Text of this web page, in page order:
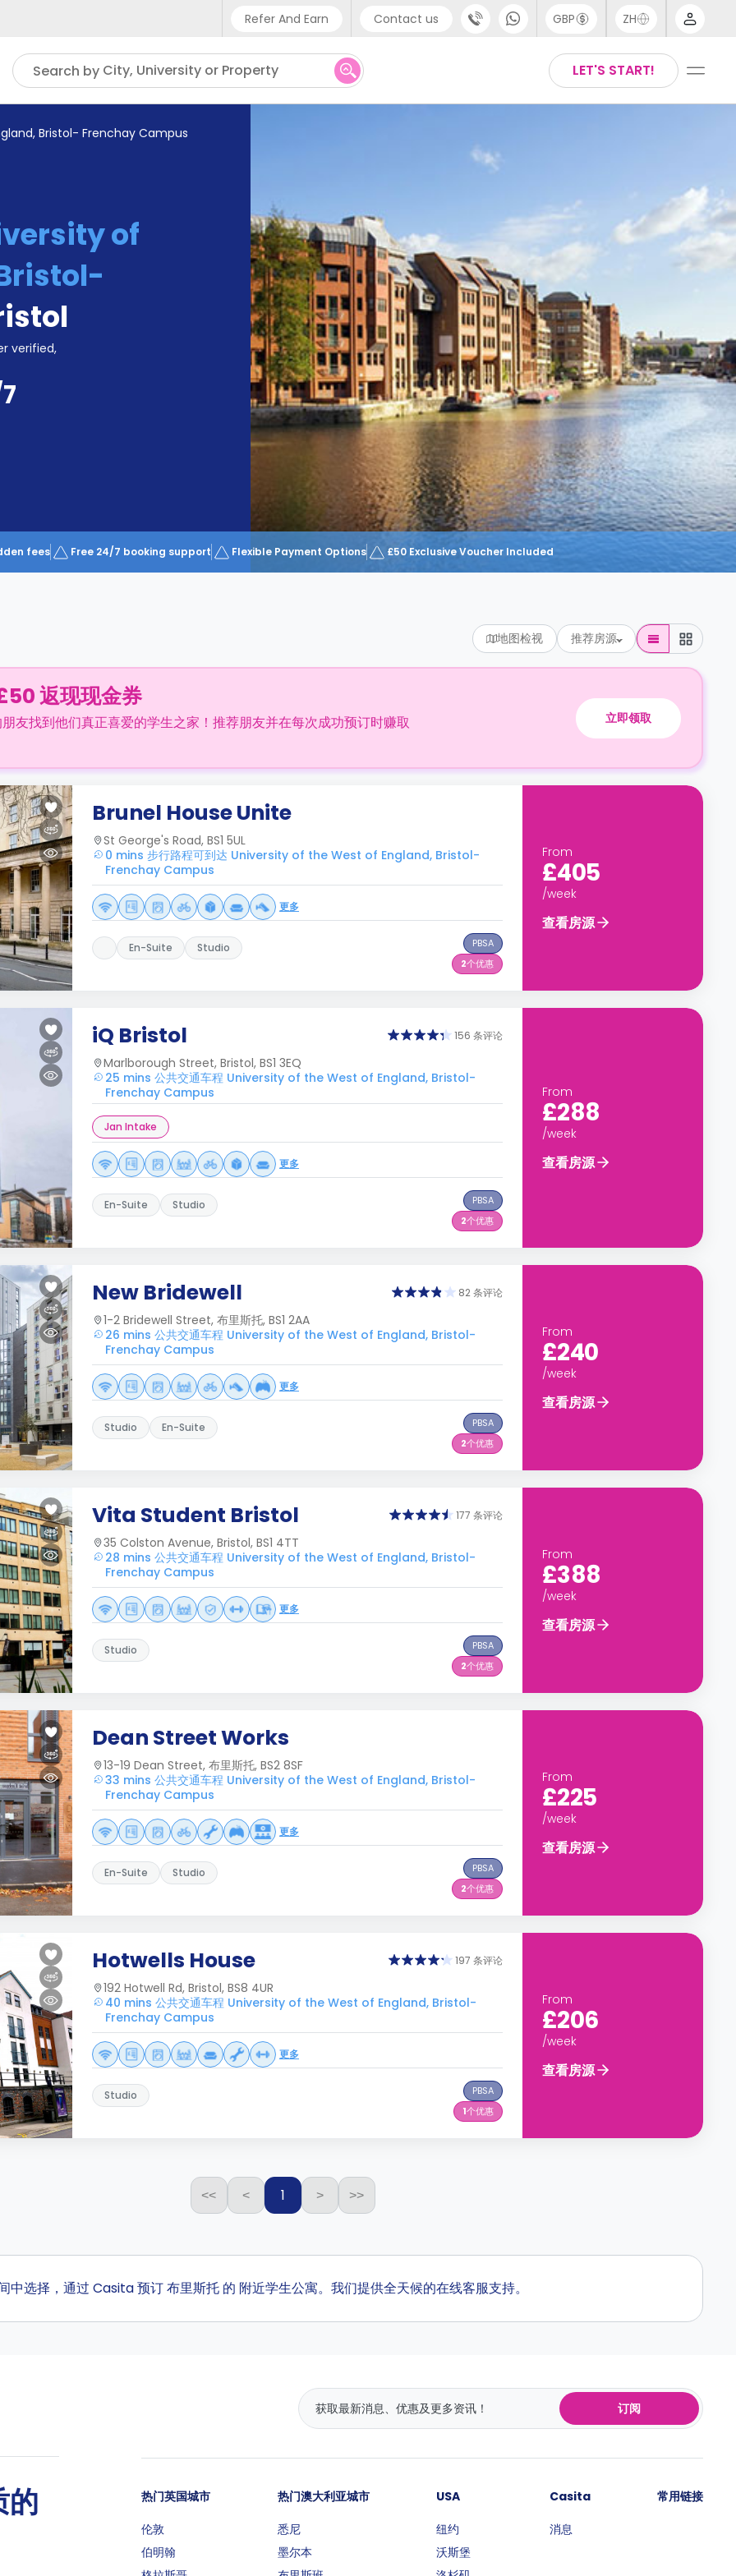
Refer And Earn Contact us
Phone support
UK - +44 (0) 20 3871 8666
GBP ZH
LET'S START!
Search by City, University or Property
Bristol- Frenchay Campus
of
verified,
fees Free 24/7 booking support Flexible Payment Options £50 Exclusive Voucher Included
地图检视 推荐房源
返现现金券
友找到他们真正喜爱的学生之家！推荐朋友并在每次成功预订时赚取 立即领取
Brunel House Unite
St George's Road, BS1 5UL
0 mins 步行路程可到达 University of the West of England, Bristol-
Frenchay Campus
更多
En-Suite Studio
PBSA
2个优惠
From
£405
/week
查看房源
iQ Bristol 156 条评论
Marlborough Street, Bristol, BS1 3EQ
25 mins 公共交通车程 University of the West of England, Bristol-
Frenchay Campus
Jan Intake
更多
En-Suite Studio
PBSA
2个优惠
From
£288
/week
查看房源
New Bridewell 82 条评论
1-2 Bridewell Street, 布里斯托, BS1 2AA
26 mins 公共交通车程 University of the West of England, Bristol-
Frenchay Campus
更多
Studio En-Suite
PBSA
2个优惠
From
£240
/week
查看房源
Vita Student Bristol 177 条评论
35 Colston Avenue, Bristol, BS1 4TT
28 mins 公共交通车程 University of the West of England, Bristol-
Frenchay Campus
更多
Studio
PBSA
2个优惠
From
£388
/week
查看房源
Dean Street Works
13-19 Dean Street, 布里斯托, BS2 8SF
33 mins 公共交通车程 University of the West of England, Bristol-
Frenchay Campus
更多
En-Suite Studio
PBSA
2个优惠
From
£225
/week
查看房源
Hotwells House 197 条评论
192 Hotwell Rd, Bristol, BS8 4UR
40 mins 公共交通车程 University of the West of England, Bristol-
Frenchay Campus
更多
Studio
PBSA
1个优惠
From
£206
/week
查看房源
<< < 1 > >>
中选择，通过 Casita 预订 布里斯托 的 附近学生公寓。我们提供全天候的在线客服支持。
订阅
的
热门英国城市
伦敦
伯明翰
热门澳大利亚城市
悉尼
墨尔本
USA
纽约
沃斯堡
Casita
消息
常用链接